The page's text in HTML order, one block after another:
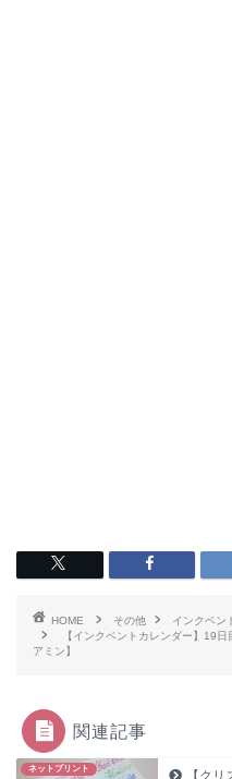
HOME その他
インクベン
【インクベントカレンダー】19
アミン】
関連記事
ネットプリント